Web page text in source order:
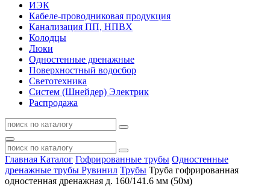
ИЭК
Кабеле-проводниковая продукция
Канализация ПП, НПВХ
Колодцы
Люки
Одностенные дренажные
Поверхностный водосбор
Светотехника
Систем (Шнейдер) Электрик
Распродажа
Главная Каталог Гофрированные трубы Одностенные
дренажные трубы Рувинил Трубы Труба гофрированная
одностенная дренажная д. 160/141.6 мм (50м)